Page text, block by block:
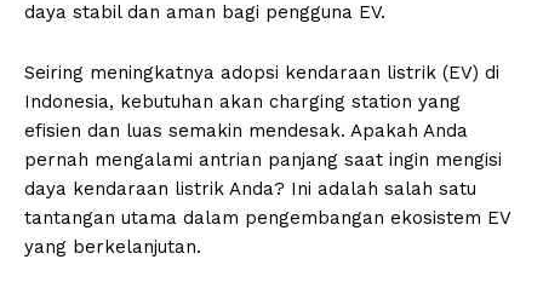
daya stabil dan aman bagi pengguna EV.
Seiring meningkatnya adopsi kendaraan listrik (EV) di
Indonesia, kebutuhan akan charging station yang
efisien dan luas semakin mendesak. Apakah Anda
pernah mengalami antrian panjang saat ingin mengisi
daya kendaraan listrik Anda? Ini adalah salah satu
tantangan utama dalam pengembangan ekosistem EV
yang berkelanjutan.